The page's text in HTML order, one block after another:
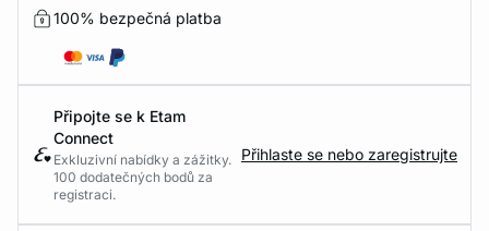
100% bezpečná platba
Připojte se k Etam
Connect
Exkluzivní nabídky a zážitky.
100 dodatečných bodů za
registraci.
Přihlaste se nebo zaregistrujte